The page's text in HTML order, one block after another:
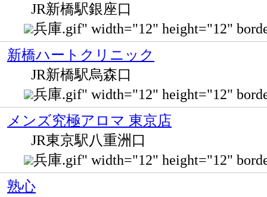
JR新橋駅銀座口
兵庫.gif" width="12" height="12"
新橋ハートクリニック
JR新橋駅烏森口
兵庫.gif" width="12" height="12"
メンズ究極アロマ 東京店
JR東京駅八重洲口
兵庫.gif" width="12" height="12"
熟心